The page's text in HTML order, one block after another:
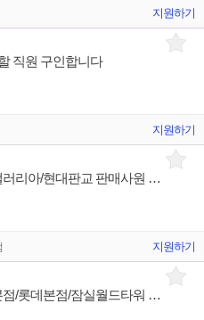
지원하기
직원 구인합니다
지원하기
[명품 주얼리] 타사키 코리아 광교갤러리아/현대판교 판매사원 채용
지원하기
[명품 주얼리] 타사키 코리아 현대본점/롯데본점/잠실월드타워 판매사원 채용